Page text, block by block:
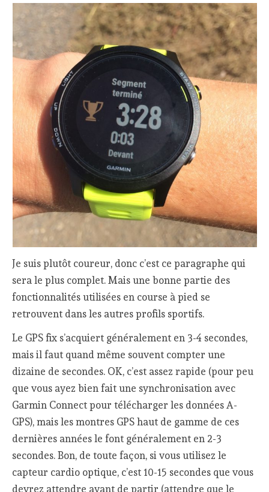
Je suis plutôt coureur, donc c’est ce paragraphe qui
sera le plus complet. Mais une bonne partie des
fonctionnalités utilisées en course à pied se
retrouvent dans les autres profils sportifs.
Le GPS fix s’acquiert généralement en 3-4 secondes,
mais il faut quand même souvent compter une
dizaine de secondes. OK, c’est assez rapide (pour peu
que vous ayez bien fait une synchronisation avec
Garmin Connect pour télécharger les données A-
GPS), mais les montres GPS haut de gamme de ces
dernières années le font généralement en 2-3
secondes. Bon, de toute façon, si vous utilisez le
capteur cardio optique, c’est 10-15 secondes que vous
devrez attendre avant de partir (attendre que le